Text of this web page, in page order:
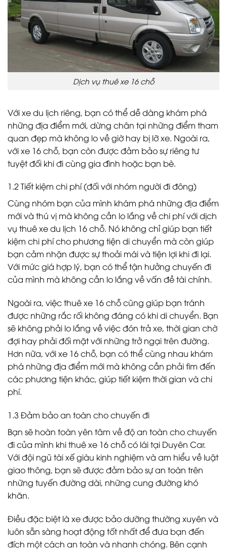
Dịch vụ thuê xe 16 chỗ
Với xe du lịch riêng, bạn có thể dễ dàng khám phá
những địa điểm mới, dừng chân tại những điểm tham
quan đẹp mà không lo về giờ hay bị lỡ xe. Ngoài ra,
với xe 16 chỗ, bạn còn được đảm bảo sự riêng tư
tuyệt đối khi đi cùng gia đình hoặc bạn bè.
1.2Tiết kiệm chi phí (đối với nhóm người đi đông)
Cùng nhóm bạn của mình khám phá những địa điểm
mới và thú vị mà không cần lo lắng về chi phí với dịch
vụ thuê xe du lịch 16 chỗ. Nó không chỉ giúp bạn tiết
kiệm chi phí cho phương tiện di chuyển mà còn giúp
bạn cảm nhận được sự thoải mái và tiện lợi khi đi lại.
Với mức giá hợp lý, bạn có thể tận hưởng chuyến đi
của mình mà không cần lo lắng về vấn đề tài chính.
Ngoài ra, việc thuê xe 16 chỗ cũng giúp bạn tránh
được những rắc rối không đáng có khi di chuyển. Bạn
sẽ không phải lo lắng về việc đón trả xe, thời gian chờ
đợi hay phải đối mặt với những trở ngại trên đường.
Hơn nữa, với xe 16 chỗ, bạn có thể cùng nhau khám
phá những địa điểm mới mà không cần phải tìm đến
các phương tiện khác, giúp tiết kiệm thời gian và chi
phí.
1.3 Đảm bảo an toàn cho chuyến đi
Bạn sẽ hoàn toàn yên tâm về độ an toàn cho chuyến
đi của mình khi thuê xe 16 chỗ có lái tại Duyên Car.
Với đội ngũ tài xế giàu kinh nghiệm và am hiểu về luật
giao thông, bạn sẽ được đảm bảo sự an toàn trên
những tuyến đường dài, những cung đường khó
khăn.
Điều đặc biệt là xe được bảo dưỡng thường xuyên và
luôn sẵn sàng hoạt động tốt nhất để đưa bạn đến
đích một cách an toàn và nhanh chóng. Bên cạnh